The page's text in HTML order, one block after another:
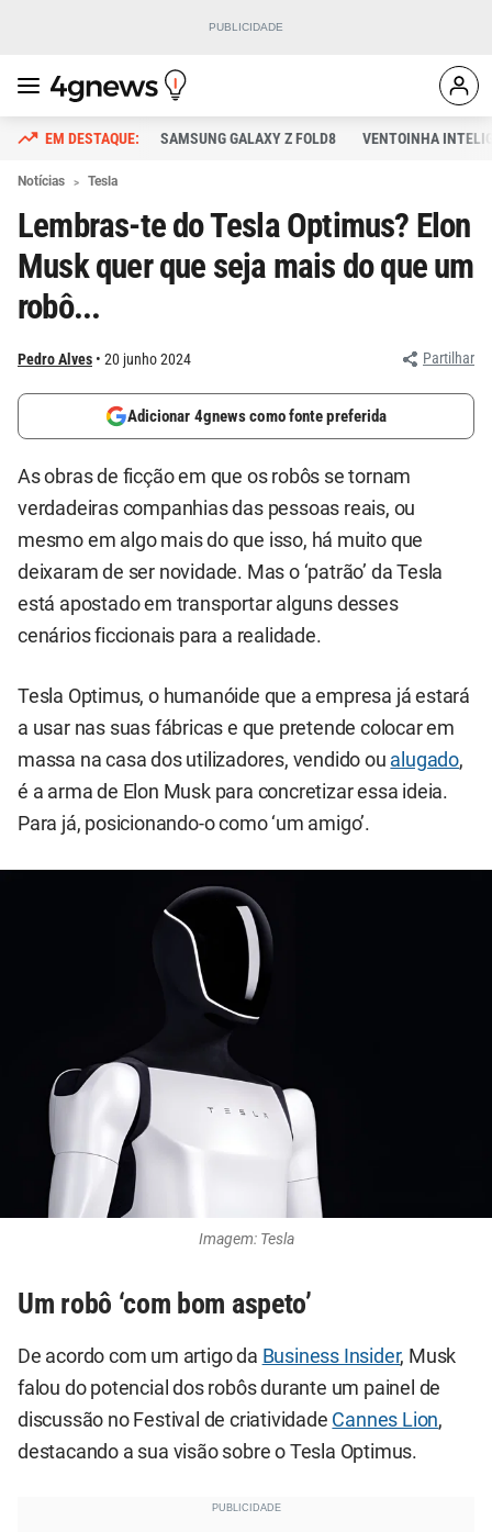
SAMSUNG GALAXY Z FOLD8 VENTOINHA
Notícias Tesla
Lembras-te do Tesla Optimus? Elon
Musk quer que seja mais do que um
robô...
Pedro Alves 20 junho 2024 Partilhar
Adicionar 4gnews como fonte preferida
As obras de ficção em que os robôs se tornam
verdadeiras companhias das pessoas reais, ou
mesmo em algo mais do que isso, há muito que
deixaram de ser novidade. Mas o ‘patrão’ da Tesla
está apostado em transportar alguns desses
cenários ficcionais para a realidade.
Tesla Optimus, o humanóide que a empresa já estará
a usar nas suas fábricas e que pretende colocar em
massa na casa dos utilizadores, vendido ou alugado,
é a arma de Elon Musk para concretizar essa ideia.
Para já, posicionando-o como ‘um amigo’.
Imagem: Tesla
Um robô ‘com bom aspeto’
De acordo com um artigo da Business Insider, Musk
falou do potencial dos robôs durante um painel de
discussão no Festival de criatividade Cannes Lion,
destacando a sua visão sobre o Tesla Optimus.